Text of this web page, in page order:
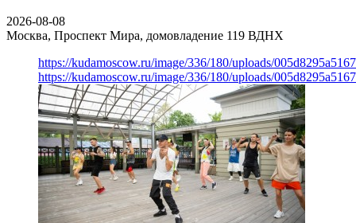
2026-08-08
Москва, Проспект Мира, домовладение 119 ВДНХ
https://kudamoscow.ru/image/336/180/uploads/
https://kudamoscow.ru/image/336/180/uploads/